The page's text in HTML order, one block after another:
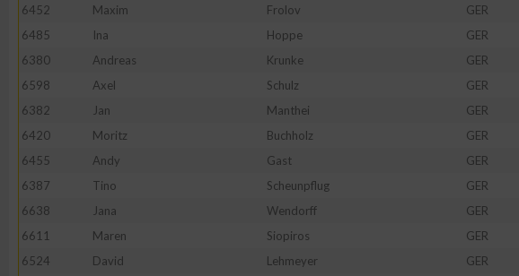
6452
Maxim Frolov GER
6485
Ina Hoppe GER
6380
Andreas Krunke GER
6598
Axel Schulz GER
6382
Jan Manthei GER
6420
Moritz Buchholz GER
6455
Andy Gast GER
6387
Tino Scheunpflug GER
6638
Jana Wendorff GER
6611
Maren Siopiros GER
6524
David Lehmeyer GER